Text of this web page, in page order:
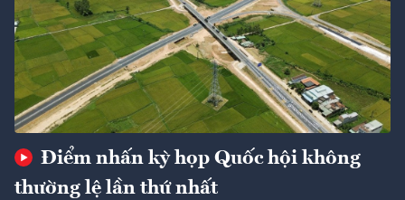
Điểm nhấn kỳ họp Quốc hội không
thường lệ lần thứ nhất